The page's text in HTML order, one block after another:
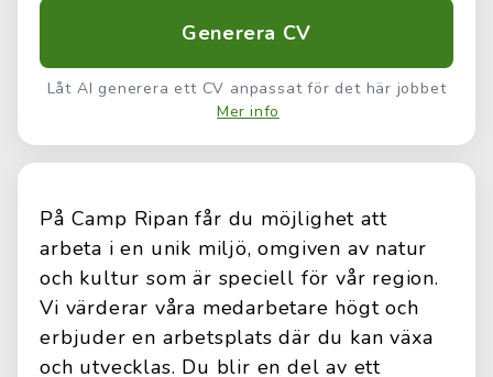
Generera CV
Låt AI generera ett CV anpassat för det här jobbet
Mer info
På Camp Ripan får du möjlighet att
arbeta i en unik miljö, omgiven av natur
och kultur som är speciell för vår region.
Vi värderar våra medarbetare högt och
erbjuder en arbetsplats där du kan växa
och utvecklas. Du blir en del av ett